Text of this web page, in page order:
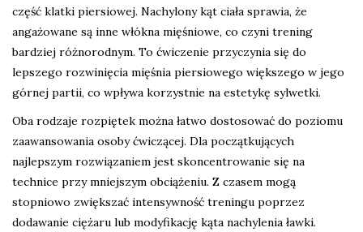
część klatki piersiowej. Nachylony kąt ciała sprawia, że
angażowane są inne włókna mięśniowe, co czyni trening
bardziej różnorodnym. To ćwiczenie przyczynia się do
lepszego rozwinięcia mięśnia piersiowego większego w jego
górnej partii, co wpływa korzystnie na estetykę sylwetki.
Oba rodzaje rozpiętek można łatwo dostosować do poziomu
zaawansowania osoby ćwiczącej. Dla początkujących
najlepszym rozwiązaniem jest skoncentrowanie się na
technice przy mniejszym obciążeniu. Z czasem mogą
stopniowo zwiększać intensywność treningu poprzez
dodawanie ciężaru lub modyfikację kąta nachylenia ławki.